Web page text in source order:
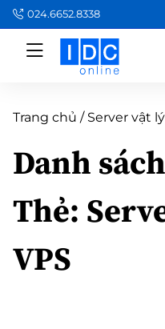
024.6652.8338
Trang chủ / Server vật
Danh
Thẻ:
VPS